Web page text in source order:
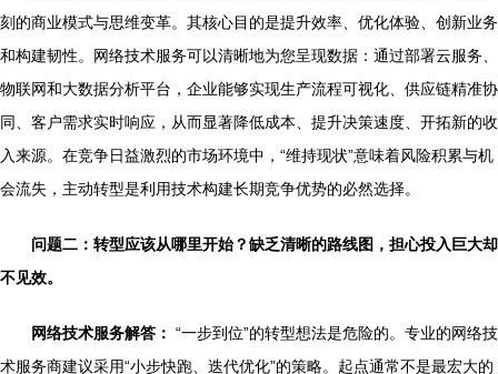
刻的商业模式与思维变革。其核心目的是提升效率、优化体验、创新业务
和构建韧性。网络技术服务可以清晰地为您呈现数据：通过部署云服务、
物联网和大数据分析平台，企业能够实现生产流程可视化、供应链精准协
同、客户需求实时响应，从而显著降低成本、提升决策速度、开拓新的收
入来源。在竞争日益激烈的市场环境中，“维持现状”意味着风险积累与机
会流失，主动转型是利用技术构建长期竞争优势的必然选择。
问题二：转型应该从哪里开始？缺乏清晰的路线图，担心投入巨大却
不见效。
网络技术服务解答： “一步到位”的转型想法是危险的。专业的网络技
术服务商建议采用“小步快跑、迭代优化”的策略。起点通常不是最宏大的